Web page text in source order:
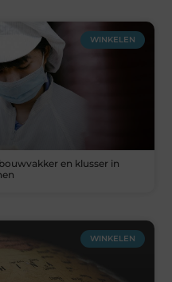
WINKELEN
en klusser in
WINKELEN